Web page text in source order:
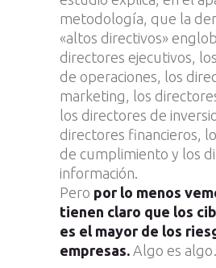
metodología, que la
«altos directivos»
directores ejecutivos,
de operaciones, los
marketing, los
los directores de
directores financieros,
de cumplimiento y los
información.
Pero por lo menos
tienen claro que los
es el mayor de los
empresas. Algo es